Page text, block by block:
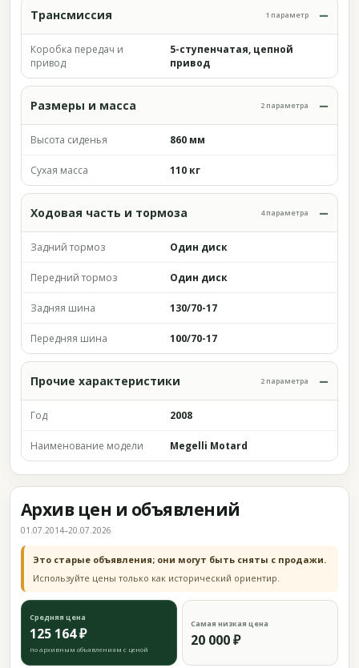
Трансмиссия 1 параметр
Коробка передач и
привод
5-ступенчатая, цепной
привод
Размеры и масса 2 параметра
Высота сиденья 860 мм
Сухая масса 110 кг
Ходовая часть и тормоза 4 параметра
Задний тормоз Один диск
Передний тормоз Один диск
Задняя шина 130/70-17
Передняя шина 100/70-17
Прочие характеристики 2 параметра
Год 2008
Наименование модели Megelli Motard
Архив цен и объявлений
01.07.2014–20.07.2026
Это старые объявления; они могут быть сняты с продажи.
Используйте цены только как исторический ориентир.
Средняя цена
125 164 ₽
по архивным объявлениям с ценой
Самая низкая цена
20 000 ₽